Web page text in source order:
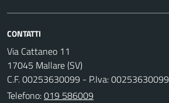
CONTATTI
Via Cattaneo 11
17045 Mallare (SV)
C.F. 00253630099 - P.Iva: 00253630099
Telefono:019 586009